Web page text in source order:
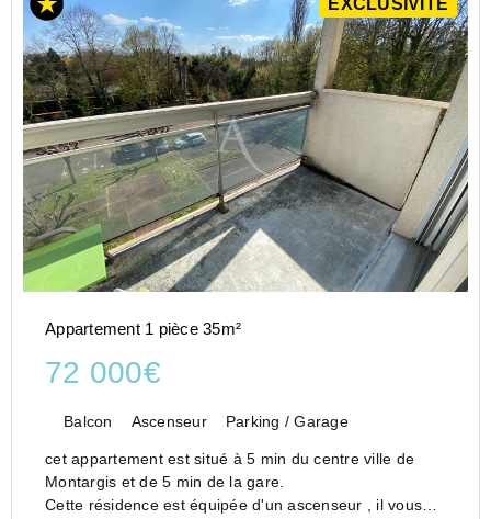
EXCLUSIVITÉ
Appartement 1 pièce 35m²
72 000€
Balcon Ascenseur Parking / Garage
cet appartement est situé à 5 min du centre ville de
Montargis et de 5 min de la gare.
Cette résidence est équipée d'un ascenseur , il vous